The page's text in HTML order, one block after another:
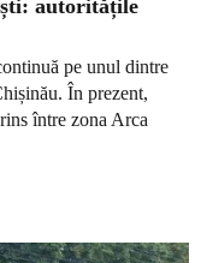
autoritățile
pe unul dintre
În prezent,
între zona Arca